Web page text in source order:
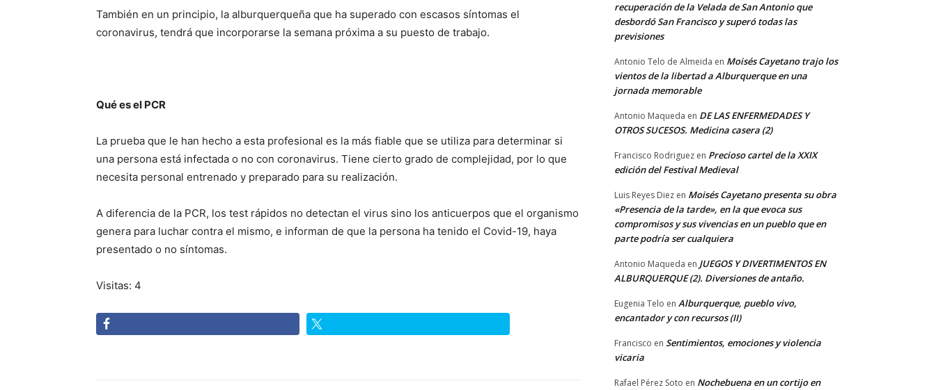
También en un principio, la alburquerqueña que ha superado con escasos síntomas el
coronavirus, tendrá que incorporarse la semana próxima a su puesto de trabajo.
Qué es el PCR
La prueba que le han hecho a esta profesional es la más fiable que se utiliza para determinar si
una persona está infectada o no con coronavirus. Tiene cierto grado de complejidad, por lo que
necesita personal entrenado y preparado para su realización.
A diferencia de la PCR, los test rápidos no detectan el virus sino los anticuerpos que el organismo
genera para luchar contra el mismo, e informan de que la persona ha tenido el Covid-19, haya
presentado o no síntomas.
Visitas: 4
recuperación de la Velada de San Antonio que
desbordó San Francisco y superó todas las
previsiones
Antonio Telo de Almeida en Moisés Cayetano trajo los
vientos de la libertad a Alburquerque en una
jornada memorable
Antonio Maqueda en DE LAS ENFERMEDADES Y
OTROS SUCESOS. Medicina casera (2)
Francisco Rodriguez en Precioso cartel de la XXIX
edición del Festival Medieval
Luis Reyes Diez en Moisés Cayetano presenta su obra
«Presencia de la tarde», en la que evoca sus
compromisos y sus vivencias en un pueblo que en
parte podría ser cualquiera
Antonio Maqueda en JUEGOS Y DIVERTIMENTOS EN
ALBURQUERQUE (2). Diversiones de antaño.
Eugenia Telo en Alburquerque, pueblo vivo,
encantador y con recursos (II)
Francisco en Sentimientos, emociones y violencia
vicaria
Rafael Pérez Soto en Nochebuena en un cortijo en